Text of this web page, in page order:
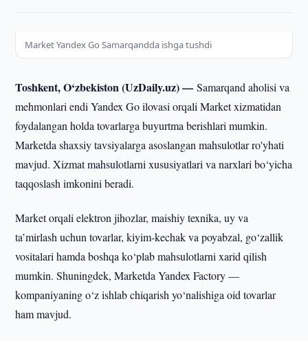
Market Yandex Go Samarqandda ishga tushdi
Toshkent, O‘zbekiston (UzDaily.uz) —Samarqand aholisi va
mehmonlari endi Yandex Go ilovasi orqali Market xizmatidan
foydalangan holda tovarlarga buyurtma berishlari mumkin.
Marketda shaxsiy tavsiyalarga asoslangan mahsulotlar ro'yhati
mavjud. Xizmat mahsulotlarni xususiyatlari va narxlari bo‘yicha
taqqoslash imkonini beradi.
Market orqali elektron jihozlar, maishiy texnika, uy va
ta’mirlash uchun tovarlar, kiyim-kechak va poyabzal, go‘zallik
vositalari hamda boshqa ko‘plab mahsulotlarni xarid qilish
mumkin. Shuningdek, Marketda Yandex Factory —
kompaniyaning o‘z ishlab chiqarish yo‘nalishiga oid tovarlar
ham mavjud.